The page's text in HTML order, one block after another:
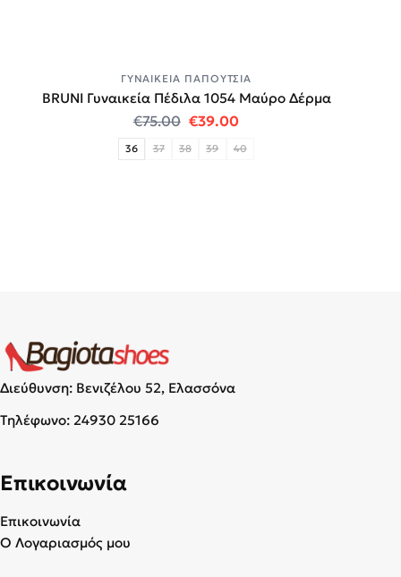
ΓΥΝΑΙΚΕΊΑ ΠΑΠΟΎΤΣΙΑ
BRUNI Γυναικεία Πέδιλα 1054 Μαύρο Δέρμα
€75.00 Original price was: €75.00.
€39.00Η τρέχουσα τιμή
36 37 38 39 40
Διεύθυνση: Βενιζέλου 52, Ελασσόνα
Τηλέφωνο: 24930 25166
Επικοινωνία
Επικοινωνία
Ο Λογαριασμός μου